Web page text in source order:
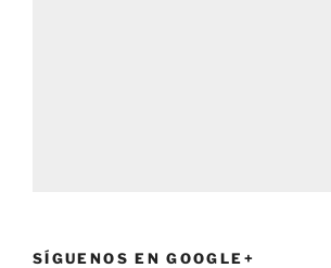
SÍGUENOS EN GOOGLE+